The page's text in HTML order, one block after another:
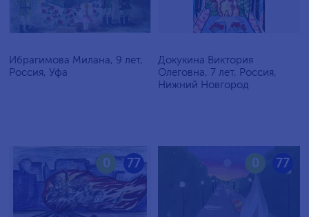
Ибрагимова Милана, 9 лет,
Россия, Уфа
Докукина Виктория
Олеговна, 7 лет, Россия,
Нижний Новгород
77
0 77
0